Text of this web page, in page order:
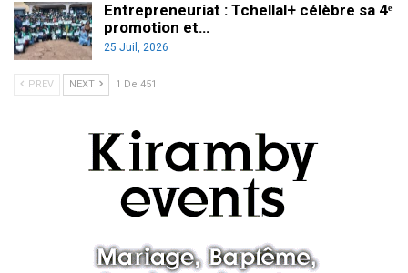
Entrepreneuriat : Tchellal+ célèbre sa 4ᵉ
promotion et…
25 Juil, 2026
PREV NEXT 1 De 451